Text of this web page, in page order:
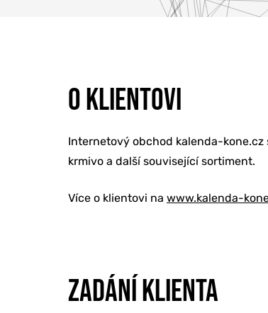
O KLIENTOVI
Internetový obchod kalenda-kone.cz
krmivo a další související sortiment.
Více o klientovi na www.kalenda-
ZADÁNÍ KLIENTA